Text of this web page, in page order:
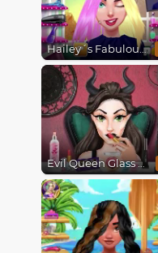
Hailey´s Fabulous Hairstyle Challenge
Evil Queen Glass Skin Routine #Influencer